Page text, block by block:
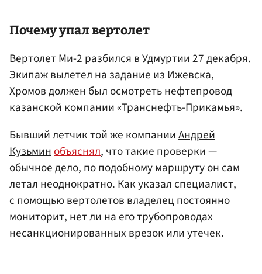
Почему упал вертолет
Вертолет Ми-2 разбился в Удмуртии 27 декабря.
Экипаж вылетел на задание из Ижевска,
Хромов должен был осмотреть нефтепровод
казанской компании «Транснефть-Прикамья».
Бывший летчик той же компанииАндрей
Кузьминобъяснял, что такие проверки —
обычное дело, по подобному маршруту он сам
летал неоднократно. Как указал специалист,
с помощью вертолетов владелец постоянно
мониторит, нет ли на его трубопроводах
несанкционированных врезок или утечек.